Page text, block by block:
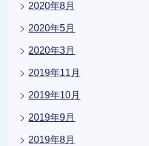
2020年8月
2020年5月
2020年3月
2019年11月
2019年10月
2019年9月
2019年8月